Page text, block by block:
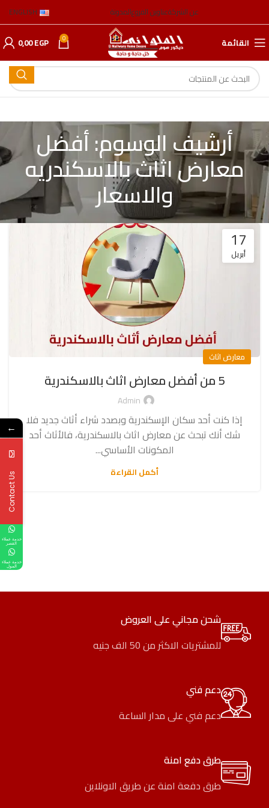
عن الشركةعناوين الفروعالمدونة ENGLISH
القائمة 0
0,00EGP
أرشيف الوسوم: أفضل
معارض اثاث بالاسكندريه
والاسعار
17
أبريل
معارض اثاث
5 من أفضل معارض اثاث بالاسكندرية
Admin
إذا كنت أحد سكان الإسكندرية وبصدد شراء أثاث جديد فلا
شك أنك تبحث عن معارض اثاث بالاسكندرية، فالأثاث أحد
المكونات الأساسي...
أكمل القراءة
شحن مجاني على العروض
للمشتريات الاكثر من 50 الف جنيه
دعم فني
دعم فني على مدار الساعة
طرق دفع امنة
طرق دفعة امنة عن طريق الاونلاين
←
Contact Us
خدمة عملاء
القصر
خدمة عملاء
المول